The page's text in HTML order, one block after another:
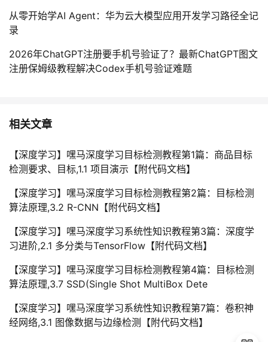
从零开始学AI Agent：华为云大模型应用开发学习路径全记
录
2026年ChatGPT注册要手机号验证了？最新ChatGPT图文
注册保姆级教程解决Codex手机号验证难题
相关文章
【深度学习】嘿马深度学习目标检测教程第1篇：商品目标
检测要求、目标,1.1 项目演示【附代码文档】
【深度学习】嘿马深度学习目标检测教程第2篇：目标检测
算法原理,3.2 R-CNN【附代码文档】
【深度学习】嘿马深度学习系统性知识教程第3篇：深度学
习进阶,2.1 多分类与TensorFlow【附代码文档】
【深度学习】嘿马深度学习目标检测教程第4篇：目标检测
算法原理,3.7 SSD(Single Shot MultiBox Dete
【深度学习】嘿马深度学习系统性知识教程第7篇：卷积神
经网络,3.1 图像数据与边缘检测【附代码文档】